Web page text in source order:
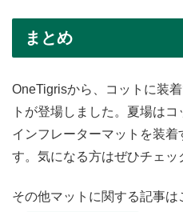
まとめ
OneTigrisから、コットに装
トが登場しました。夏場は
インフレーターマットを装
す。気になる方はぜひチェッ
その他マットに関する記事は